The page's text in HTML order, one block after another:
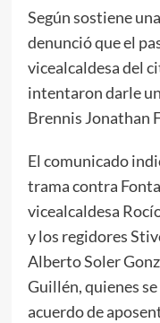
Según sostiene
denunció que el
vicealcaldesa del
intentaron darle
Brennis Jonathan
El comunicado
trama contra
vicealcaldesa
y los regidores
Alberto Soler
Guillén, quienes
acuerdo de